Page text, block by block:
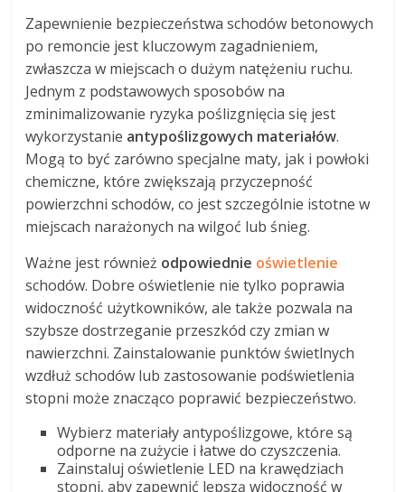
Zapewnienie bezpieczeństwa schodów betonowych
po remoncie jest kluczowym zagadnieniem,
zwłaszcza w miejscach o dużym natężeniu ruchu.
Jednym z podstawowych sposobów na
zminimalizowanie ryzyka poślizgnięcia się jest
wykorzystanie antypoślizgowych materiałów.
Mogą to być zarówno specjalne maty, jak i powłoki
chemiczne, które zwiększają przyczepność
powierzchni schodów, co jest szczególnie istotne w
miejscach narażonych na wilgoć lub śnieg.
Ważne jest również odpowiednie oświetlenie
schodów. Dobre oświetlenie nie tylko poprawia
widoczność użytkowników, ale także pozwala na
szybsze dostrzeganie przeszkód czy zmian w
nawierzchni. Zainstalowanie punktów świetlnych
wzdłuż schodów lub zastosowanie podświetlenia
stopni może znacząco poprawić bezpieczeństwo.
Wybierz materiały antypoślizgowe, które są
odporne na zużycie i łatwe do czyszczenia.
Zainstaluj oświetlenie LED na krawędziach
stopni, aby zapewnić lepszą widoczność w